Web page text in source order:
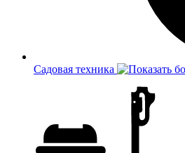
Садовая техника